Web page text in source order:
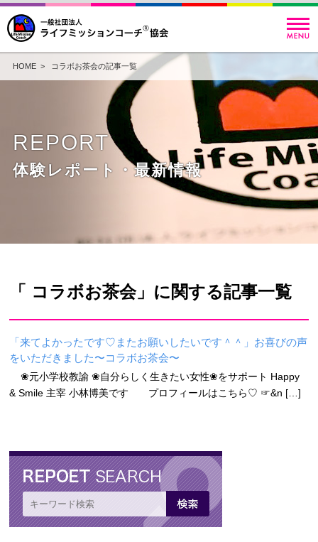
HOME> コラボお茶会の記事一覧
REPORT
体験レポート・最新情報
「 コラボお茶会」に関する記事一覧
「来てよかったです♡またお願いしたいです＾＾」お喜びの声
をいただきました〜コラボお茶会〜
❀元小学校教諭 ❀自分らしく生きたい女性❀をサポート Happy
& Smile 主宰 小林博美です プロフィールはこちら♡ ☞&n […]